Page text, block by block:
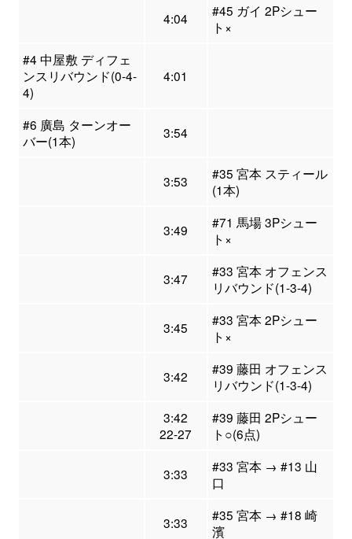
4:04
#45 ガイ 2Pシュー
ト×
#4 中屋敷 ディフェ
ンスリバウンド(0-4-
4)
4:01
#6 廣島 ターンオー
バー(1本)
3:54
3:53
#35 宮本 スティール
(1本)
3:49
#71 馬場 3Pシュー
ト×
3:47
#33 宮本 オフェンス
リバウンド(1-3-4)
3:45
#33 宮本 2Pシュー
ト×
3:42
#39 藤田 オフェンス
リバウンド(1-3-4)
3:42
22-27
#39 藤田 2Pシュー
ト○(6点)
3:33
#33 宮本 → #13 山
口
3:33
#35 宮本 → #18 崎
濱